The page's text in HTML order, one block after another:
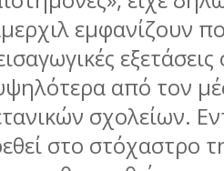
εµφανίζουν
εξετάσεις
από τον
σχολείων.
στο στόχαστρο